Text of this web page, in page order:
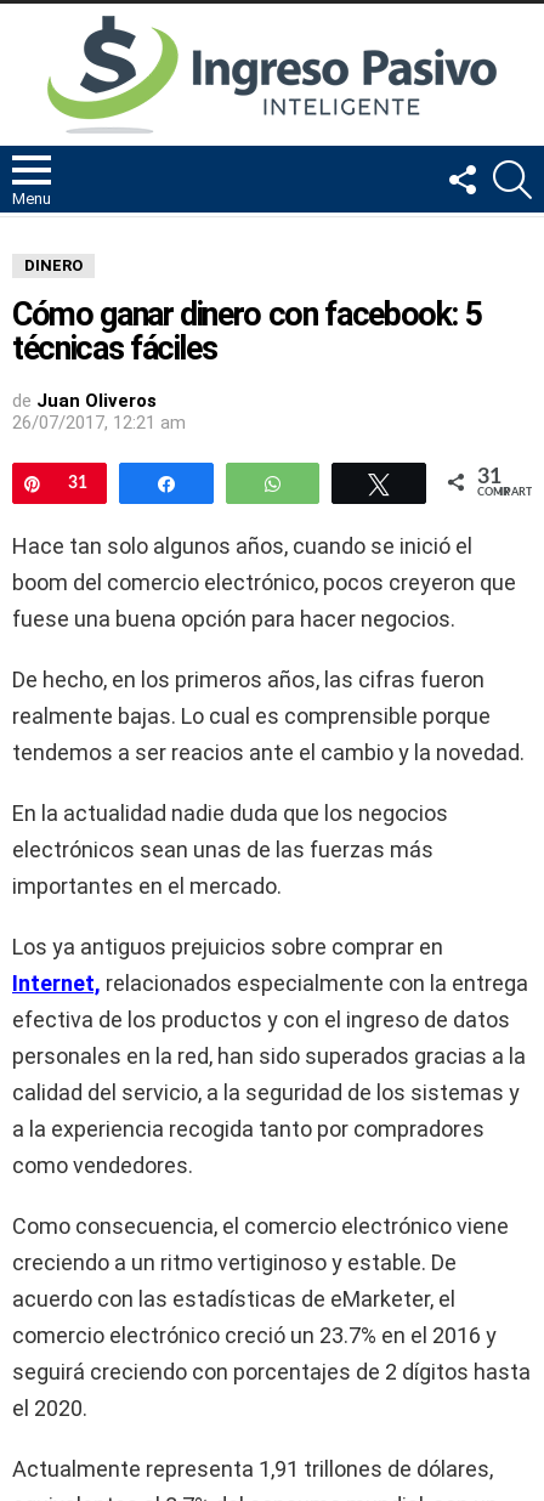
Menu
FOLLOW
US
DINERO
Cómo ganar dinero con facebook: 5
técnicas fáciles
de Juan Oliveros
26/07/2017, 12:21 am
Pin
31 Compartir WhatsApp Twittear 31
COMPARTIR
Hace tan solo algunos años, cuando se inició el
boom del comercio electrónico, pocos creyeron que
fuese una buena opción para hacer negocios.
De hecho, en los primeros años, las cifras fueron
realmente bajas. Lo cual es comprensible porque
tendemos a ser reacios ante el cambio y la novedad.
En la actualidad nadie duda que los negocios
electrónicos sean unas de las fuerzas más
importantes en el mercado.
Los ya antiguos prejuicios sobre comprar en
Internet, relacionados especialmente con la entrega
efectiva de los productos y con el ingreso de datos
personales en la red, han sido superados gracias a la
calidad del servicio, a la seguridad de los sistemas y
a la experiencia recogida tanto por compradores
como vendedores.
Como consecuencia, el comercio electrónico viene
creciendo a un ritmo vertiginoso y estable. De
acuerdo con las estadísticas de eMarketer, el
comercio electrónico creció un 23.7% en el 2016 y
seguirá creciendo con porcentajes de 2 dígitos hasta
el 2020.
Actualmente representa 1,91 trillones de dólares,